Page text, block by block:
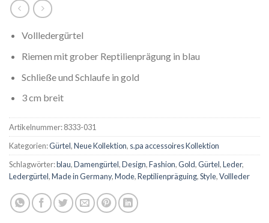
Vollledergürtel
Riemen mit grober Reptilienprägung in blau
Schließe und Schlaufe in gold
3 cm breit
Artikelnummer:8333-031
Kategorien:Gürtel,Neue Kollektion, s.pa accessoires Kollektion
Schlagwörter:blau,Damengürtel,Design,Fashion,Gold,Gürtel,Leder,
Ledergürtel,Made in Germany,Mode,Reptilienpräguing,Style,Vollleder